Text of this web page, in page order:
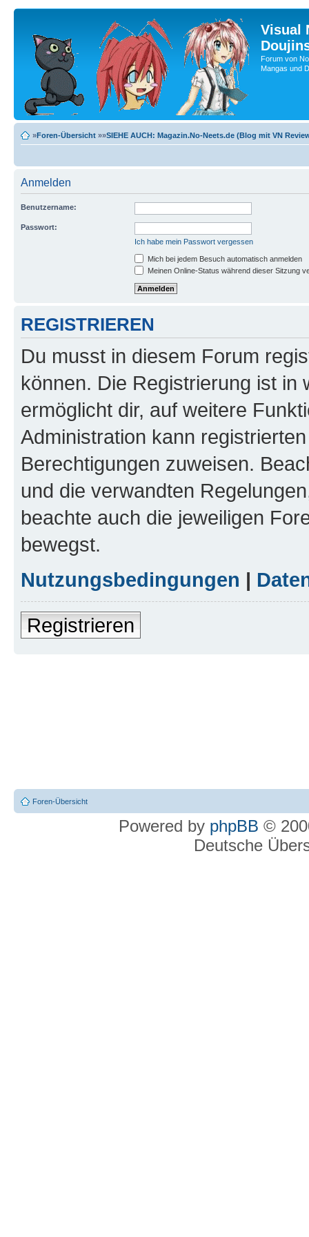
Visual
Forum von
Mangas und
»Foren-Übersicht »»SIEHE AUCH: Magazin.No-Neets.de (Blog mit VN
Anmelden
Benutzername:
Passwort:
Ich habe mein Passwort vergessen
Mich bei jedem Besuch automatisch anmelden
Meinen Online-Status während dieser Sitzung
REGISTRIEREN
Du musst in diesem Forum
können. Die Registrierung ist in
ermöglicht dir, auf weitere
Administration kann
Berechtigungen zuweisen.
und die verwandten
beachte auch die jeweiligen
bewegst.
Nutzungsbedingungen |
Registrieren
Foren-Übersicht
Powered by phpBB ©
Deutsche